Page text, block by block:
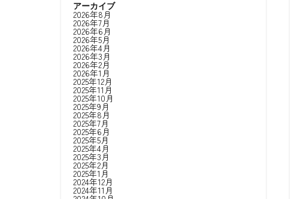
アーカイブ
2026年8月
2026年7月
2026年6月
2026年5月
2026年4月
2026年3月
2026年2月
2026年1月
2025年12月
2025年11月
2025年10月
2025年9月
2025年8月
2025年7月
2025年6月
2025年5月
2025年4月
2025年3月
2025年2月
2025年1月
2024年12月
2024年11月